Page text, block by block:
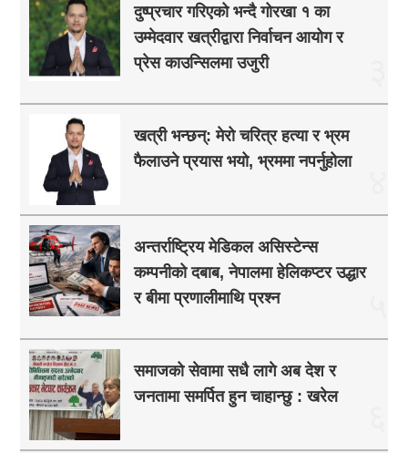
दुष्प्रचार गरिएको भन्दै गोरखा १ का
उम्मेदवार खत्रीद्वारा निर्वाचन आयोग र
प्रेस काउन्सिलमा उजुरी
खत्री भन्छन्: मेरो चरित्र हत्या र भ्रम
फैलाउने प्रयास भयो, भ्रममा नपर्नुहोला
अन्तर्राष्ट्रिय मेडिकल असिस्टेन्स
कम्पनीको दबाब, नेपालमा हेलिकप्टर उद्धार
र बीमा प्रणालीमाथि प्रश्न
समाजको सेवामा सधै लागे अब देश र
जनतामा समर्पित हुन चाहान्छु : खरेल